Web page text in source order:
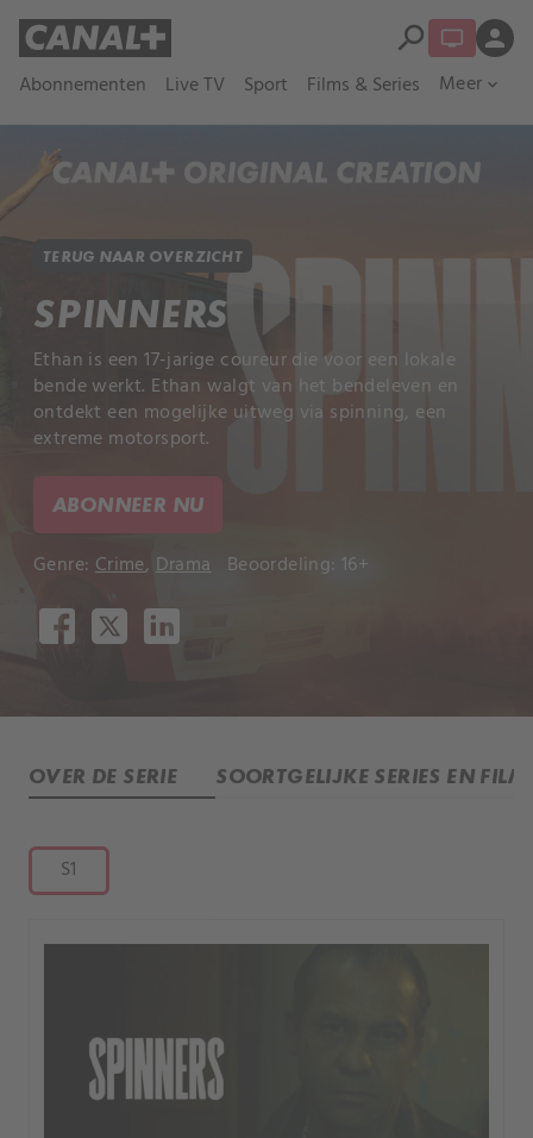
Abonnementen Live TV Sport Films & Series Meer expand_more
search person
TERUG NAAR OVERZICHT
SPINNERS
Ethan is een 17-jarige coureur die voor een lokale
bende werkt. Ethan walgt van het bendeleven en
ontdekt een mogelijke uitweg via spinning, een
extreme motorsport.
ABONNEER NU
Genre: Crime, Drama Beoordeling: 16+
OVER DE SERIE SOORTGELIJKE SERIES EN
S1